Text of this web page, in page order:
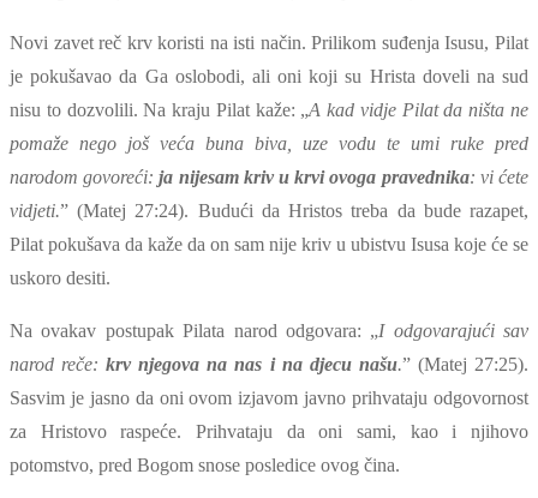
Novi zavet reč krv koristi na isti način. Prilikom suđenja Isusu, Pilat
je pokušavao da Ga oslobodi, ali oni koji su Hrista doveli na sud
nisu to dozvolili. Na kraju Pilat kaže: „A kad vidje Pilat da ništa ne
pomaže nego još veća buna biva, uze vodu te umi ruke pred
narodom govoreći:ja nijesam kriv u krvi ovoga pravednika: vi ćete
vidjeti.” (Matej 27:24). Budući da Hristos treba da bude razapet,
Pilat pokušava da kaže da on sam nije kriv u ubistvu Isusa koje će se
uskoro desiti.
Na ovakav postupak Pilata narod odgovara: „I odgovarajući sav
narod reče:krv njegova na nas i na djecu našu.” (Matej 27:25).
Sasvim je jasno da oni ovom izjavom javno prihvataju odgovornost
za Hristovo raspeće. Prihvataju da oni sami, kao i njihovo
potomstvo, pred Bogom snose posledice ovog čina.